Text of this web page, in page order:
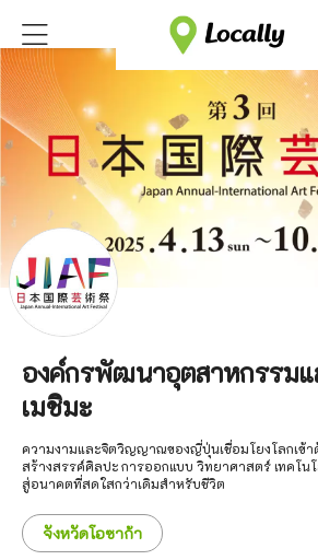
องค์กรพัฒนาอุตสาหกรรมแ
เมชิมะ
ความงามและจิตวิญญาณของญี่ปุ่นเชื่อมโยงโลกเข้า
สร้างสรรค์ศิลปะ การออกแบบ วิทยาศาสตร์ เทคโน
สู่อนาคตที่สดใสกว่าเดิมสำหรับชีวิต
จังหวัดโอซาก้า